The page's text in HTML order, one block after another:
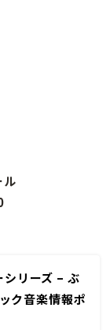
ル
リーズ – ぶ
ク音楽情報ポ